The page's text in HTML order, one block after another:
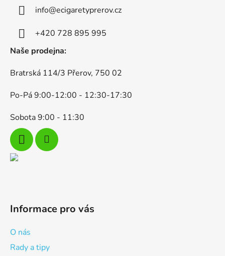
info@ecigaretyprerov.cz
+420 728 895 995
Naše prodejna:
Bratrská 114/3 Přerov, 750 02
Po-Pá 9:00-12:00 - 12:30-17:30
Sobota 9:00 - 11:30
Informace pro vás
O nás
Rady a tipy